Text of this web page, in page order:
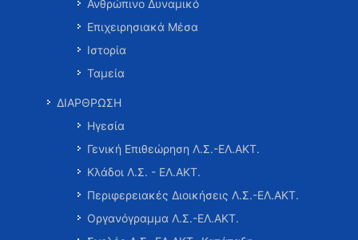
Ανθρώπινο Δυναμικό
Επιχειρησιακά Μέσα
Ιστορία
Ταμεία
ΔΙΑΡΘΡΩΣΗ
Ηγεσία
Γενική Επιθεώρηση Λ.Σ.-ΕΛ.ΑΚΤ.
Κλάδοι Λ.Σ. - ΕΛ.ΑΚΤ.
Περιφερειακές Διοικήσεις Λ.Σ.-ΕΛ.ΑΚΤ.
Οργανόγραμμα Λ.Σ.-ΕΛ.ΑΚΤ.